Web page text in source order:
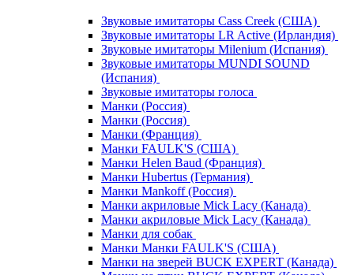
Звуковые имитаторы Cass Creek (США)
Звуковые имитаторы LR Active (Ирландия)
Звуковые имитаторы Milenium (Испания)
Звуковые имитаторы MUNDI SOUND
(Испания)
Звуковые имитаторы голоса
Манки (Россия)
Манки (Россия)
Манки (Франция)
Манки FAULK'S (США)
Манки Helen Baud (Франция)
Манки Hubertus (Германия)
Манки Mankoff (Россия)
Манки акриловые Mick Lacy (Канада)
Манки акриловые Mick Lacy (Канада)
Манки для собак
Манки Манки FAULK'S (США)
Манки на зверей BUCK EXPERT (Канада)